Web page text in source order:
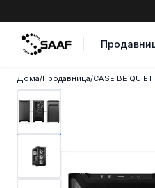
Дома/Продавница/CASE BE